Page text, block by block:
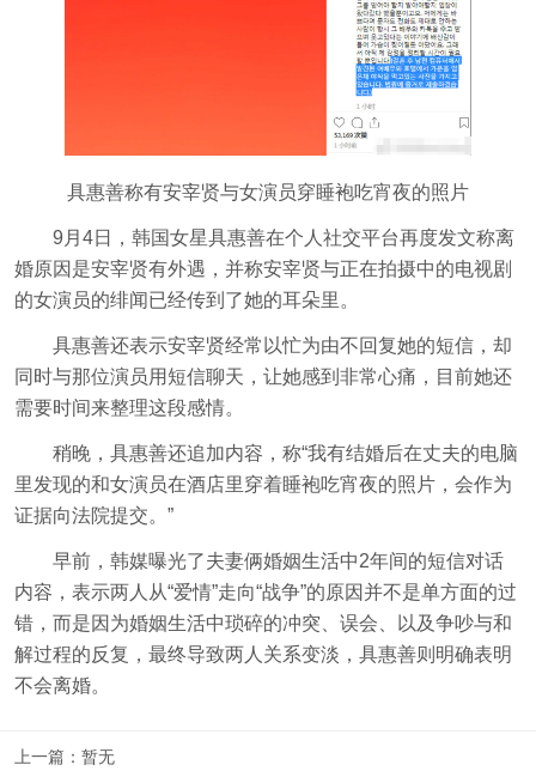
具惠善称有安宰贤与女演员穿睡袍吃宵夜的照片
9月4日，韩国女星具惠善在个人社交平台再度发文称离
婚原因是安宰贤有外遇，并称安宰贤与正在拍摄中的电视剧
的女演员的绯闻已经传到了她的耳朵里。
具惠善还表示安宰贤经常以忙为由不回复她的短信，却
同时与那位演员用短信聊天，让她感到非常心痛，目前她还
需要时间来整理这段感情。
稍晚，具惠善还追加内容，称“我有结婚后在丈夫的电脑
里发现的和女演员在酒店里穿着睡袍吃宵夜的照片，会作为
证据向法院提交。”
早前，韩媒曝光了夫妻俩婚姻生活中2年间的短信对话
内容，表示两人从“爱情”走向“战争”的原因并不是单方面的过
错，而是因为婚姻生活中琐碎的冲突、误会、以及争吵与和
解过程的反复，最终导致两人关系变淡，具惠善则明确表明
不会离婚。
上一篇：暂无